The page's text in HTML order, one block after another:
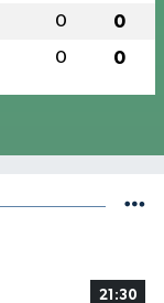
0 0
0 0
21:30